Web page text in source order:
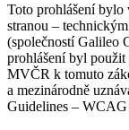
Toto prohlášení bylo
stranou –
(společností Galileo
prohlášení byl
MVČR k tomuto
a mezinárodně
Guidelines – WCAG